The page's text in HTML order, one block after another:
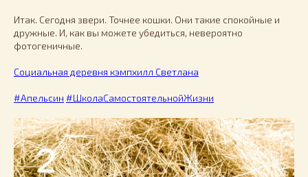
Итак. Сегодня звери. Точнее кошки. Они такие спокойные и
дружные. И, как вы можете убедиться, невероятно
фотогеничные.
Социальная деревня кэмпхилл Светлана
#Апельсин #ШколаСамостоятельнойЖизни